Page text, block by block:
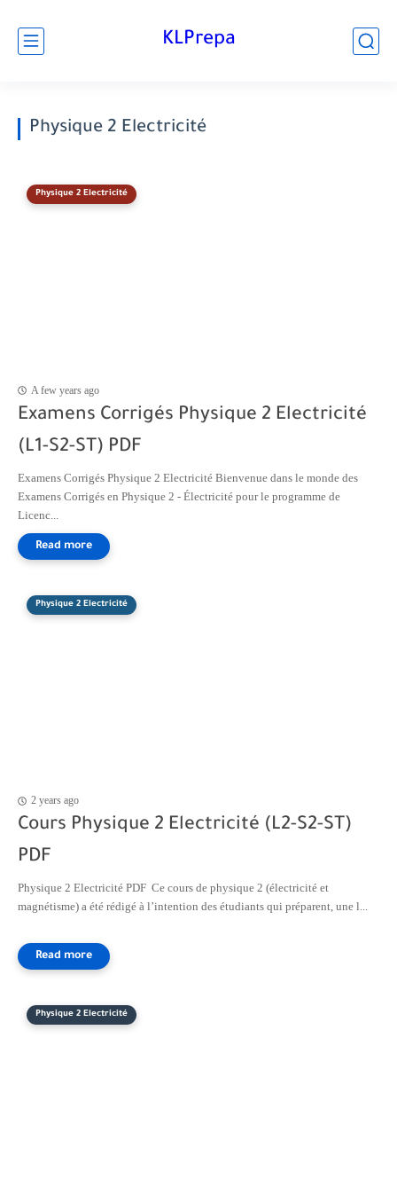
KLPrepa
Physique 2 Electricité
Physique 2 Electricité
A few years ago
Examens Corrigés Physique 2 Electricité
(L1-S2-ST) PDF
Examens Corrigés Physique 2 Electricité Bienvenue dans le monde des
Examens Corrigés en Physique 2 - Électricité pour le programme de
Licenc...
Physique 2 Electricité
2 years ago
Cours Physique 2 Electricité (L2-S2-ST)
PDF
Physique 2 Electricité PDF Ce cours de physique 2 (électricité et
magnétisme) a été rédigé à l’intention des étudiants qui préparent, une l...
Physique 2 Electricité